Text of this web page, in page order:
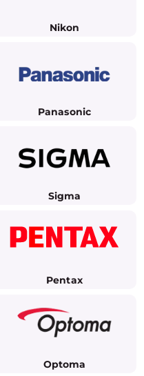
Nikon
Panasonic
Sigma
Pentax
Optoma